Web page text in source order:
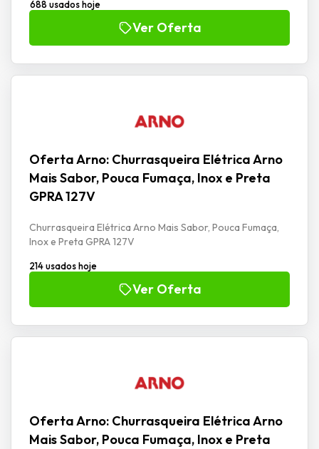
688 usados hoje
Ver Oferta
Oferta Arno: Churrasqueira Elétrica Arno
Mais Sabor, Pouca Fumaça, Inox e Preta
GPRA 127V
Churrasqueira Elétrica Arno Mais Sabor, Pouca Fumaça,
Inox e Preta GPRA 127V
214 usados hoje
Ver Oferta
Oferta Arno: Churrasqueira Elétrica Arno
Mais Sabor, Pouca Fumaça, Inox e Preta